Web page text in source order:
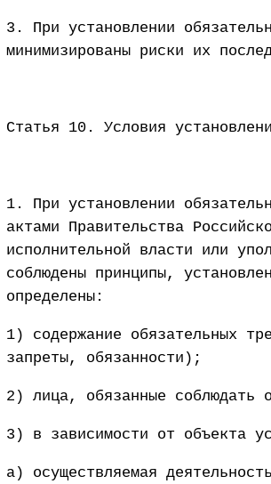
3. При установлении
минимизированы риски их
Статья 10. Условия
1. При установлении
актами Правительства
исполнительной власти или
соблюдены принципы,
определены:
1) содержание обязательных
запреты, обязанности);
2) лица, обязанные соблюдать
3) в зависимости от объекта
а) осуществляемая